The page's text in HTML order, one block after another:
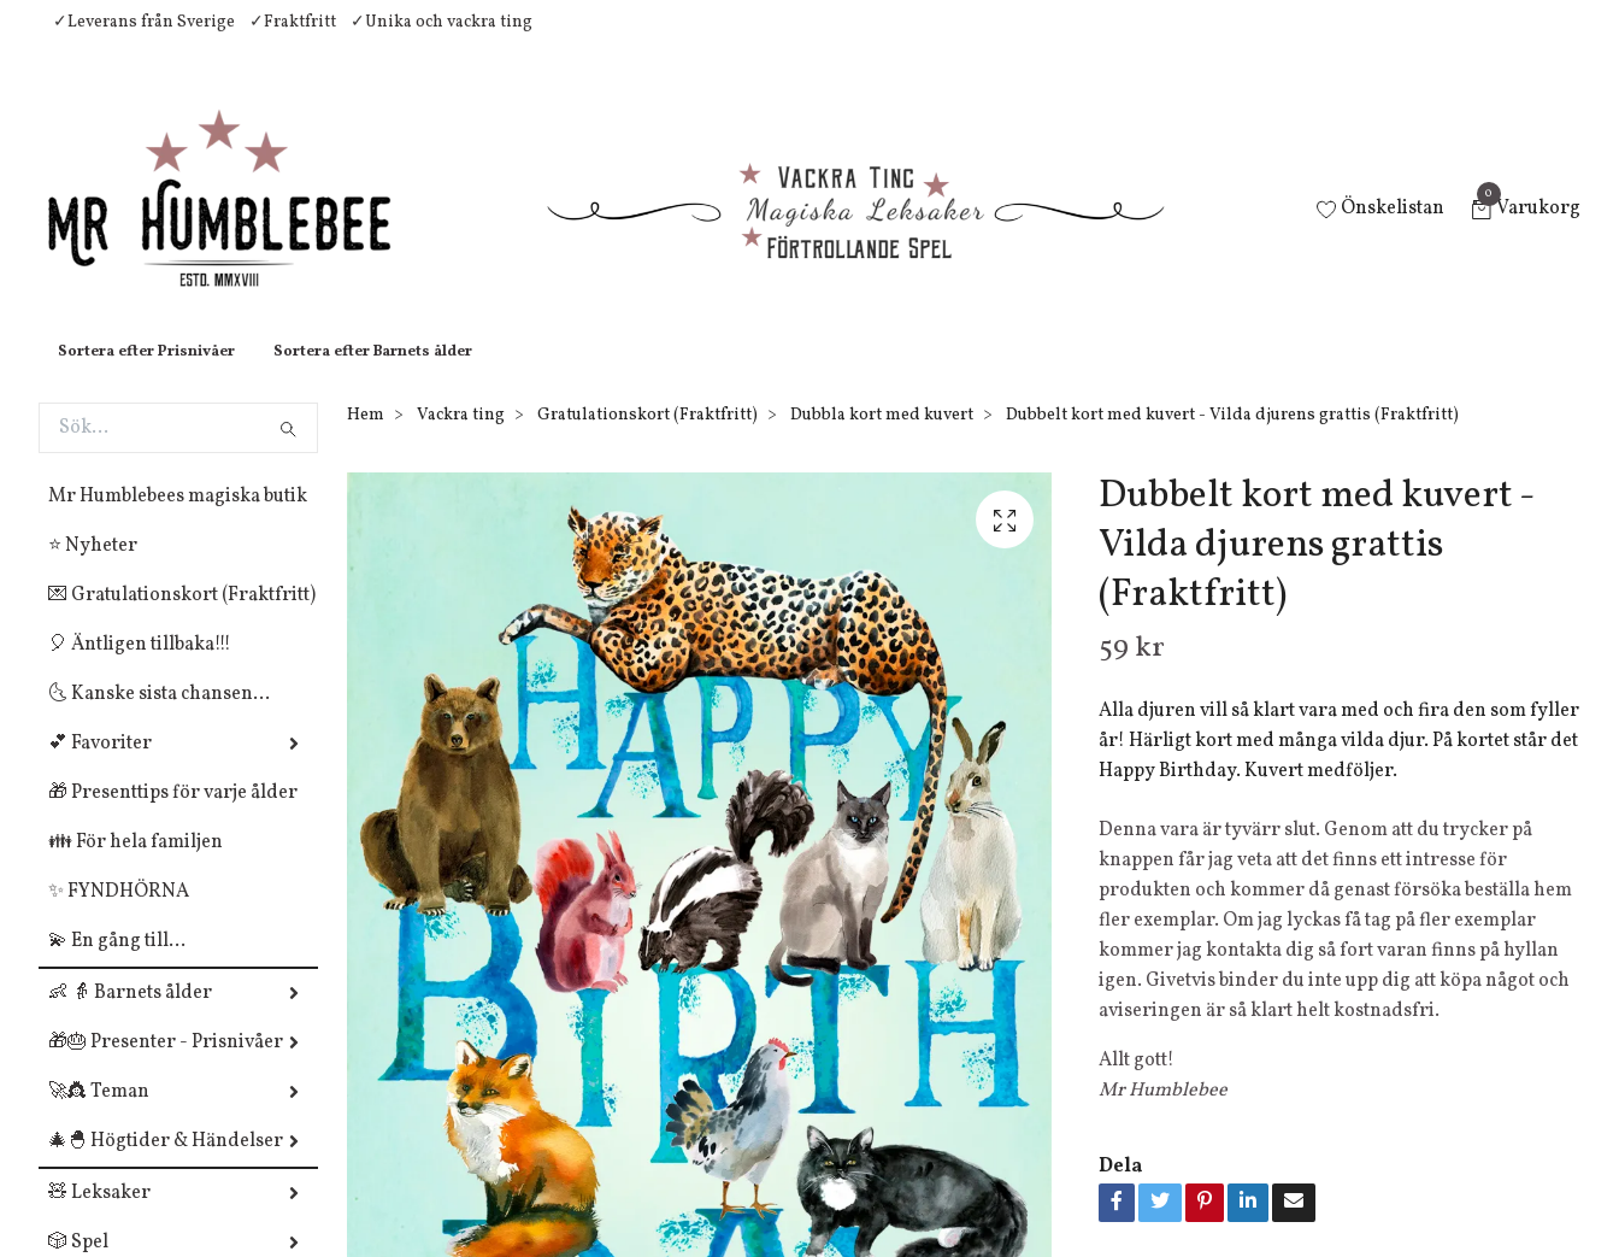
✓Leverans från Sverige ✓Fraktfritt ✓Unika och vackra ting
Önskelistan
0
Varukorg
Sortera efter Prisnivåer Sortera efter Barnets ålder
Mr Humblebees magiska butik
⭐ Nyheter
💌 Gratulationskort (Fraktfritt)
🎈 Äntligen tillbaka!!!
🌜 Kanske sista chansen...
💕 Favoriter
🎁 Presenttips för varje ålder
👪 För hela familjen
✨ FYNDHÖRNA
💫 En gång till...
👶 👵 Barnets ålder
🎁🎂 Presenter - Prisnivåer
🚀👸 Teman
🎄🐣 Högtider & Händelser
🧸 Leksaker
🎲 Spel
Hem Vackra ting Gratulationskort (Fraktfritt) Dubbla kort med kuvert Dubbelt kort med kuvert - Vilda djurens grattis (Fraktfritt)
Dubbelt kort med kuvert -
Vilda djurens grattis
(Fraktfritt)
59 kr
Alla djuren vill så klart vara med och fira den som fyller
år! Härligt kort med många vilda djur. På kortet står det
Happy Birthday. Kuvert medföljer.
Denna vara är tyvärr slut. Genom att du trycker på
knappen får jag veta att det finns ett intresse för
produkten och kommer då genast försöka beställa hem
fler exemplar. Om jag lyckas få tag på fler exemplar
kommer jag kontakta dig så fort varan finns på hyllan
igen. Givetvis binder du inte upp dig att köpa något och
aviseringen är så klart helt kostnadsfri.
Allt gott!
Mr Humblebee
Dela